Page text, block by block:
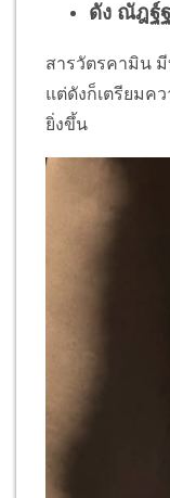
ดัง ณัฎฐ์
สารวัตรคามิน
แต่ดังก็เตรียมค
ยิ่งขึ้น